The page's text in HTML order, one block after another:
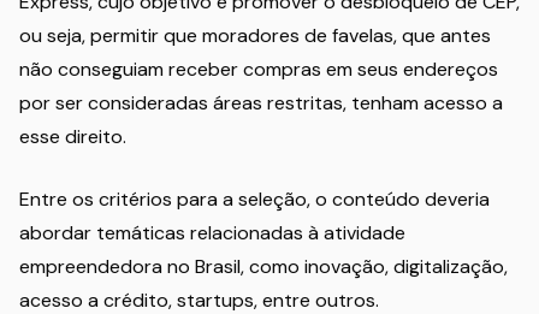
ou seja, permitir que moradores de favelas, que antes
não conseguiam receber compras em seus endereços
por ser consideradas áreas restritas, tenham acesso a
esse direito.
Entre os critérios para a seleção, o conteúdo deveria
abordar temáticas relacionadas à atividade
empreendedora no Brasil, como inovação, digitalização,
acesso a crédito, startups, entre outros.